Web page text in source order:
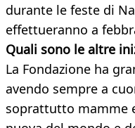
durante le feste di
effettueranno a
Quali sono le altre
La Fondazione ha
avendo sempre a
soprattutto mamme